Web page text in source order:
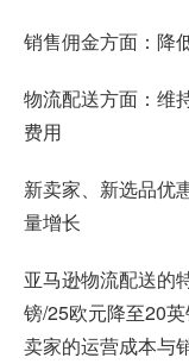
销售佣金方面：降
物流配送方面：维
费用
新卖家、新选品优
量增长
亚马逊物流配送的
镑/25欧元降至20
卖家的运营成本与